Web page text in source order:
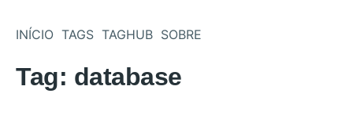
INÍCIO TAGS TAGHUB SOBRE
Tag: database